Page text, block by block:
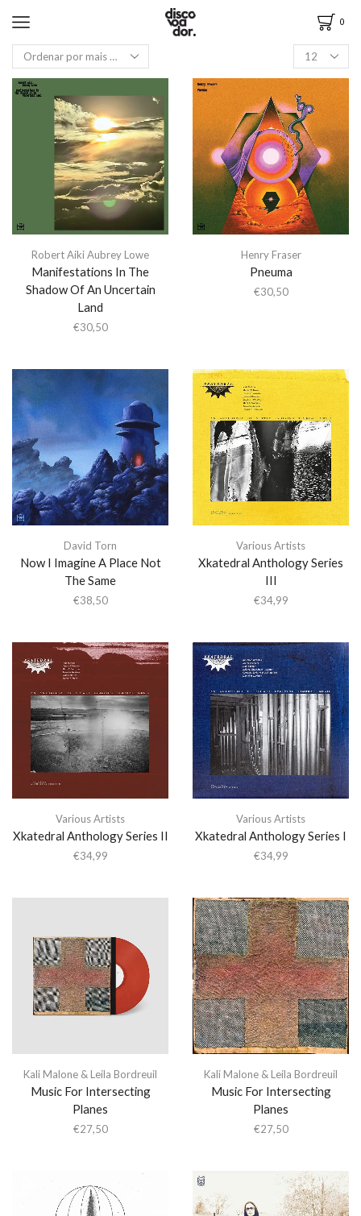
0
Robert Aiki Aubrey Lowe
Manifestations In The
Shadow Of An Uncertain
Land
€30,50
Henry Fraser
Pneuma
€30,50
David Torn
Now I Imagine A Place Not
The Same
€38,50
Various Artists
Xkatedral Anthology Series
III
€34,99
Various Artists
Xkatedral Anthology Series II
€34,99
Various Artists
Xkatedral Anthology Series I
€34,99
Kali Malone & Leila Bordreuil
Music For Intersecting
Planes
€27,50
Kali Malone & Leila Bordreuil
Music For Intersecting
Planes
€27,50